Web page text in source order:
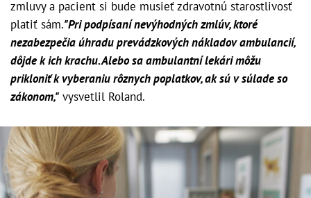
zmluvy a pacient si bude musieť zdravotnú starostlivosť
platiť sám."Pri podpísaní nevýhodných zmlúv, ktoré
nezabezpečia úhradu prevádzkových nákladov ambulancií,
dôjde k ich krachu. Alebo sa ambulantní lekári môžu
prikloniť k vyberaniu rôznych poplatkov, ak sú v súlade so
zákonom," vysvetlil Roland.